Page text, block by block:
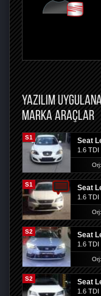
YAZILIM
MARKA ARAÇLAR
S1 Seat
1.6 TDI
S1 Seat
1.6 TDI
S2 Seat
1.6 TDI
S2 Seat
1.6 TDI